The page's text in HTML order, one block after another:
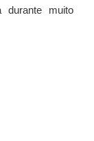
muito